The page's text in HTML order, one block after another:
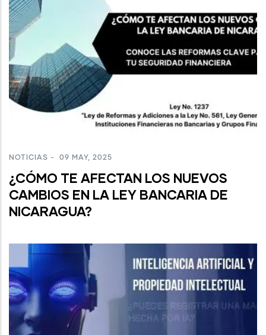
NOTICIAS - 09 MAY, 2025
¿CÓMO TE AFECTAN LOS NUEVOS
CAMBIOS EN LA LEY BANCARIA DE
NICARAGUA?